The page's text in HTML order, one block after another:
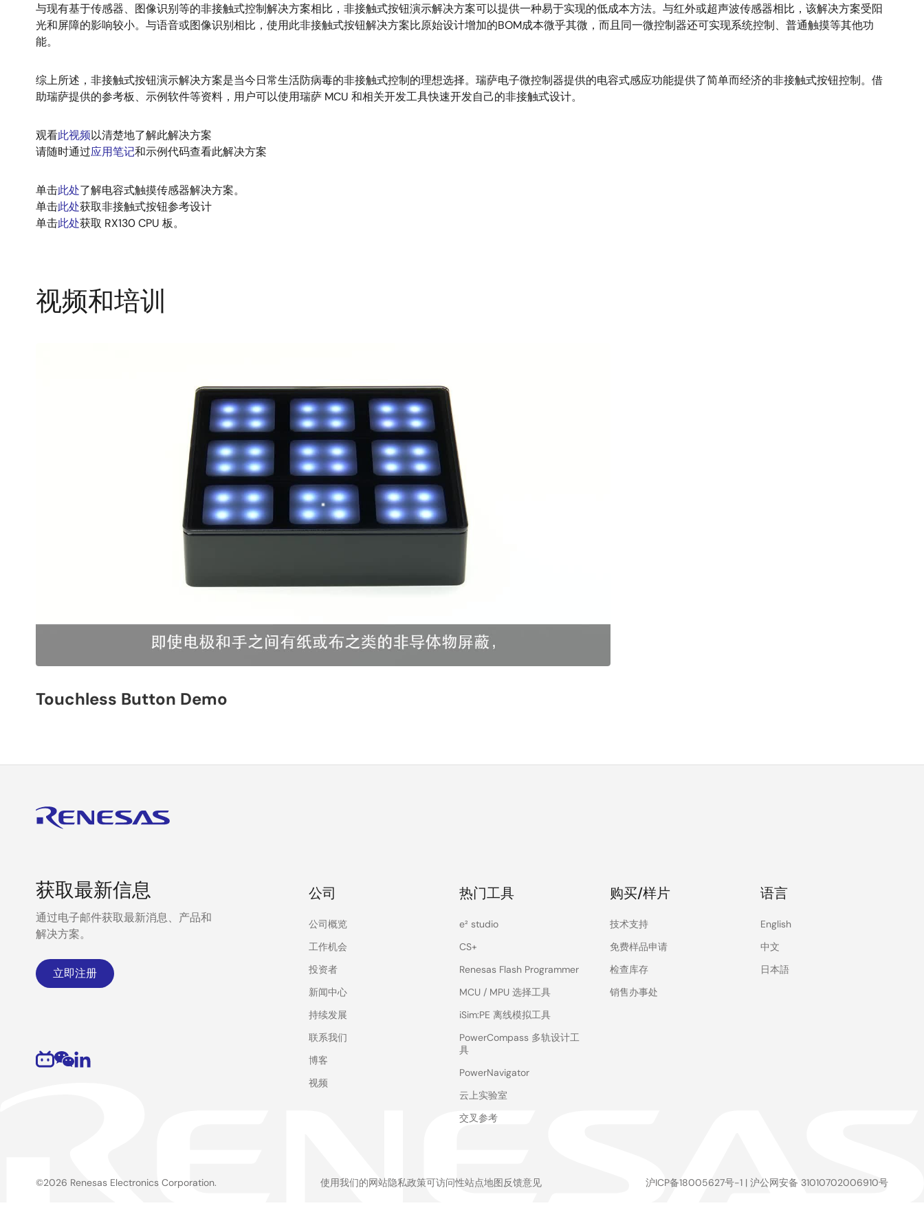
与现有基于传感器、图像识别等的非接触式控制解决方案相比，非接触式按钮演示解决方案可以提供一种易于实现的低成本方法。与红外或超声波传感器相比，该解决方案受阳
光和屏障的影响较小。与语音或图像识别相比，使用此非接触式按钮解决方案比原始设计增加的BOM成本微乎其微，而且同一微控制器还可实现系统控制、普通触摸等其他功
能。
综上所述，非接触式按钮演示解决方案是当今日常生活防病毒的非接触式控制的理想选择。瑞萨电子微控制器提供的电容式感应功能提供了简单而经济的非接触式按钮控制。借
助瑞萨提供的参考板、示例软件等资料，用户可以使用瑞萨 MCU 和相关开发工具快速开发自己的非接触式设计。
观看此视频以清楚地了解此解决方案
请随时通过应用笔记和示例代码查看此解决方案
单击此处了解电容式触摸传感器解决方案。
单击此处获取非接触式按钮参考设计
单击此处获取 RX130 CPU 板。
视频和培训
获取最新信息
通过电子邮件获取最新消息、产品和
解决方案。
立即注册
公司
公司概览
工作机会
投资者
新闻中心
持续发展
联系我们
博客
视频
热门工具
e² studio
CS+
Renesas Flash Programmer
MCU / MPU 选择工具
iSim:PE 离线模拟工具
PowerCompass 多轨设计工
具
PowerNavigator
云上实验室
交叉参考
购买/样片
技术支持
免费样品申请
检查库存
销售办事处
语言
English
中文
日本語
©2026 Renesas Electronics Corporation. 使用我们的网站隐私政策可访问性站点地图反馈意见 沪ICP备18005627号-1 | 沪公网安备 31010702006910号